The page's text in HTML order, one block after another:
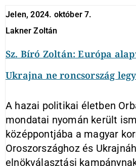
Jelen, 2024. október 7.
Lakner Zoltán
Sz. Bíró Zoltán: Európa
Ukrajna ne roncsország
A hazai politikai életben
mondatai nyomán került
középpontjába a magyar
Oroszországhoz és
elnökválasztási